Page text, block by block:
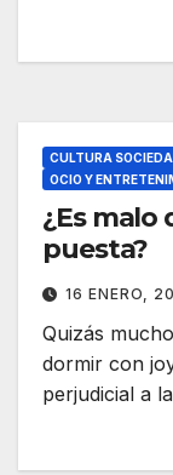
CULTURA
OCIO Y
¿Es malo
puesta?
16 ENERO,
Quizás
dormir con
perjudicial a